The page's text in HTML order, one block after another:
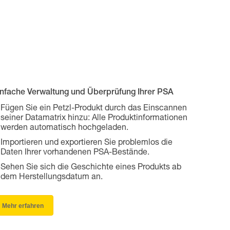
Verwaltung und Überprüfung Ihrer PSA
Fügen Sie ein Petzl-Produkt durch das Einscannen
seiner Datamatrix hinzu: Alle Produktinformationen
werden automatisch hochgeladen.
Importieren und exportieren Sie problemlos die
Daten Ihrer vorhandenen PSA-Bestände.
Sehen Sie sich die Geschichte eines Produkts ab
dem Herstellungsdatum an.
Mehr erfahren